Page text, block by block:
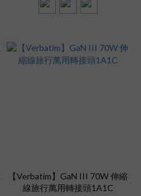
【Verbatim】GaN III 70W 伸縮
線旅行萬用轉接頭1A1C